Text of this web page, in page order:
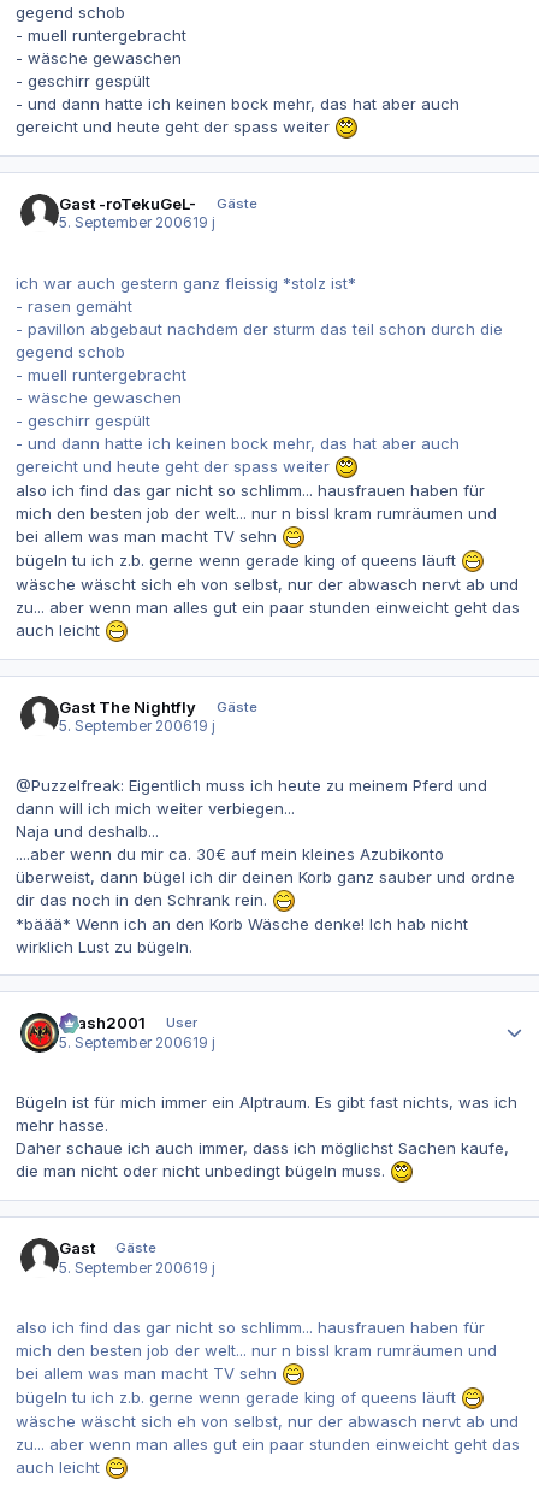
gegend schob
- muell runtergebracht
- wäsche gewaschen
- geschirr gespült
- und dann hatte ich keinen bock mehr, das hat aber auch
gereicht und heute geht der spass weiter
Gast -roTekuGeL-
Gäste
5. September 200619 j
ich war auch gestern ganz fleissig *stolz ist*
- rasen gemäht
- pavillon abgebaut nachdem der sturm das teil schon durch die
gegend schob
- muell runtergebracht
- wäsche gewaschen
- geschirr gespült
- und dann hatte ich keinen bock mehr, das hat aber auch
gereicht und heute geht der spass weiter
also ich find das gar nicht so schlimm... hausfrauen haben für
mich den besten job der welt... nur n bissl kram rumräumen und
bei allem was man macht TV sehn
bügeln tu ich z.b. gerne wenn gerade king of queens läuft
wäsche wäscht sich eh von selbst, nur der abwasch nervt ab und
zu... aber wenn man alles gut ein paar stunden einweicht geht das
auch leicht
Gast The Nightfly
Gäste
5. September 200619 j
@Puzzelfreak: Eigentlich muss ich heute zu meinem Pferd und
dann will ich mich weiter verbiegen...
Naja und deshalb...
....aber wenn du mir ca. 30€ auf mein kleines Azubikonto
überweist, dann bügel ich dir deinen Korb ganz sauber und ordne
dir das noch in den Schrank rein.
*bäää* Wenn ich an den Korb Wäsche denke! Ich hab nicht
wirklich Lust zu bügeln.
Crash2001
User
5. September 200619 j
Bügeln ist für mich immer ein Alptraum. Es gibt fast nichts, was ich
mehr hasse.
Daher schaue ich auch immer, dass ich möglichst Sachen kaufe,
die man nicht oder nicht unbedingt bügeln muss.
Gast
Gäste
5. September 200619 j
also ich find das gar nicht so schlimm... hausfrauen haben für
mich den besten job der welt... nur n bissl kram rumräumen und
bei allem was man macht TV sehn
bügeln tu ich z.b. gerne wenn gerade king of queens läuft
wäsche wäscht sich eh von selbst, nur der abwasch nervt ab und
zu... aber wenn man alles gut ein paar stunden einweicht geht das
auch leicht